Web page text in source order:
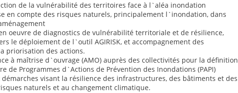
de la vulnérabilité des territoires face à l`aléa inondation
en compte des risques naturels, principalement l`inondation, dans
oeuvre de diagnostics de vulnérabilité territoriale et de résilience,
le déploiement de l`outil AGIRISK, et accompagnement des
priorisation des actions.
à maîtrise d`ouvrage (AMO) auprès des collectivités pour la définition
de Programmes d`Actions de Prévention des Inondations (PAPI)
visant la résilience des infrastructures, des bâtiments et des
naturels et au changement climatique.